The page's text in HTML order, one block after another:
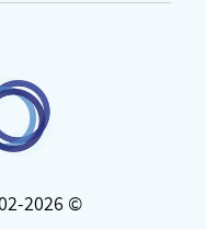
© 2002-2026 כל הזכויות שמורות